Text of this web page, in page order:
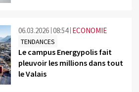
06.03.2026 08:54 ECONOMIE
TENDANCES
Le campus Energypolis fait
pleuvoir les millions dans tout
le Valais